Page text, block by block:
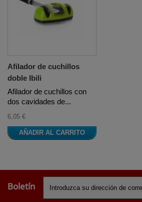
Afilador de cuchillos
doble Ibili
Afilador de cuchillos con
dos cavidades de...
6,05 €
AÑADIR AL CARRITO
Boletín